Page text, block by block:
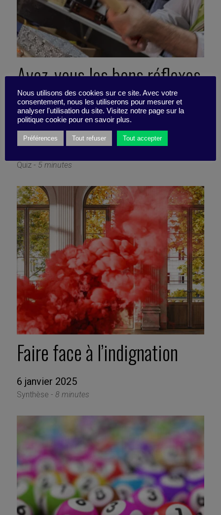
Avez-vous les bons réflexes
pour éviter les
embrasements ?
Quiz - 5 minutes
Faire face à l’indignation
6 janvier 2025
Synthèse - 8 minutes
Nous utilisons des cookies sur ce site. Avec votre
consentement, nous les utiliserons pour mesurer et
analyser l'utilisation du site. Visitez notre page sur la
politique cookie pour en savoir plus.
Préférences Tout refuser Tout accepter